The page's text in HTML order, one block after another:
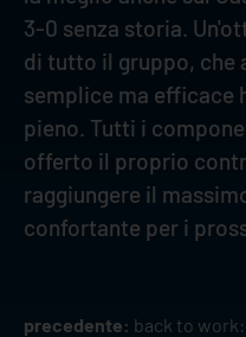
3-0 senza storia.
di tutto il gruppo, che
semplice ma
pieno. Tutti i
offerto il proprio
raggiungere il
confortante per i
precedente: back to